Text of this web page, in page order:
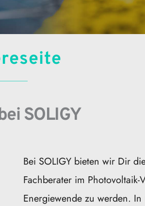
SOLIGY
Bei SOLIGY bieten wir Dir
Fachberater im
Energiewende zu werden.